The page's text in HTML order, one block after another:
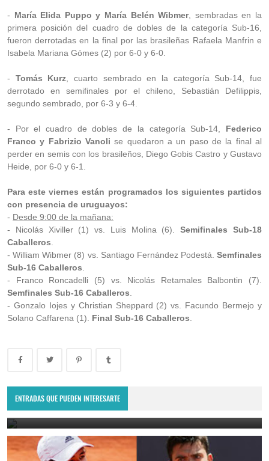
- María Elida Puppo y María Belén Wibmer, sembradas en la
primera posición del cuadro de dobles de la categoría Sub-16,
fueron derrotadas en la final por las brasileñas Rafaela Manfrin e
Isabela Mariana Gómes (2) por 6-0 y 6-0.
- Tomás Kurz , cuarto sembrado en la categoría Sub-14, fue
derrotado en semifinales por el chileno, Sebastián Defilippis,
segundo sembrado, por 6-3 y 6-4.
- Por el cuadro de dobles de la categoría Sub-14, Federico
Franco y Fabrizio Vanoli se quedaron a un paso de la final al
perder en semis con los brasileños, Diego Gobis Castro y Gustavo
Heide, por 6-0 y 6-1.
Para este viernes están programados los siguientes partidos
con presencia de uruguayos:
- Desde 9:00 de la mañana:
- Nicolás Xiviller (1) vs. Luis Molina (6).Semifinales Sub-18
Caballeros
- William Wibmer (8) vs. Santiago Fernández Podestá. Semfinales
Sub-16 Caballeros
- Franco Roncadelli (5) vs. Nicolás Retamales Balbontin (7).
Semfinales Sub-16 Caballeros
- Gonzalo Iojes y Christian Sheppard (2) vs. Facundo Bermejo y
Solano Caffarena (1). Final Sub-16 Caballeros
ENTRADAS QUE PUEDEN INTERESARTE
Punta del Este Open 2025: Daniel Elahi Galán se quedó con el título
en el ATP Challenger uruguayo
January 27, 2025